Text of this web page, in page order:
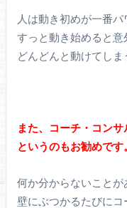
人は動き初めが一番パ
すっと動き始めると意
どんどんと動けてしま
また、コーチ・コンサ
というのもお勧めです。
何か分からないことが
壁にぶつかるたびにコ